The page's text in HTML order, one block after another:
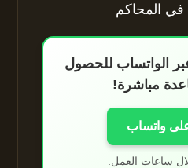
في المحاكم
الواتساب للحصول
مباشرة!
واتساب
ساعات العمل.